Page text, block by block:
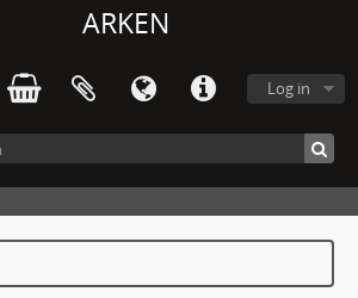
ARKEN
Log in